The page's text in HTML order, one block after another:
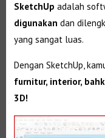
SketchUp adalah
digunakan dan
yang sangat luas.
Dengan SketchUp,
furnitur, interior,
3D!